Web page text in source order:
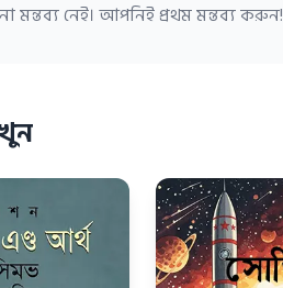
মন্তব্য নেই। আপনিই প্রথম মন্তব্য করুন!